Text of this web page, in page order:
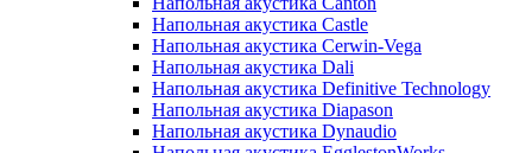
Напольная акустика Castle
Напольная акустика Cerwin-Vega
Напольная акустика Dali
Напольная акустика Definitive Technology
Напольная акустика Diapason
Напольная акустика Dynaudio